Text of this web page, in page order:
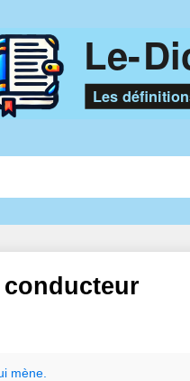
conducteur
mène.